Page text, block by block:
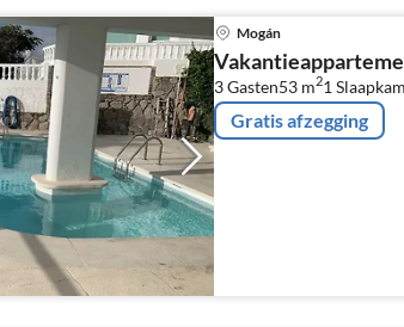
Mogán
3 Gasten53 m21
Gratis afzegging